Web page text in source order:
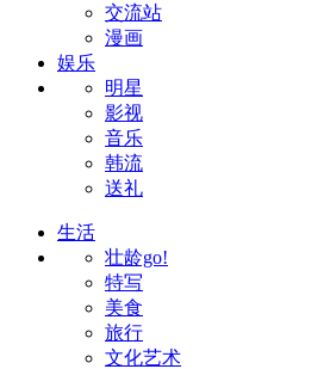
交流站
漫画
娱乐
明星
影视
音乐
韩流
送礼
生活
壮龄go!
特写
美食
旅行
文化艺术